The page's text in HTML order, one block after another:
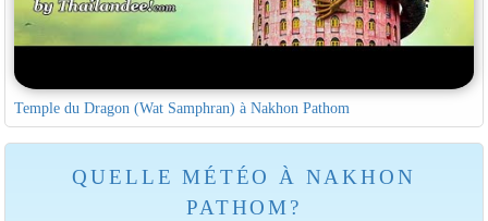
Temple du Dragon (Wat Samphran) à Nakhon Pathom
QUELLE MÉTÉO À NAKHON
PATHOM?